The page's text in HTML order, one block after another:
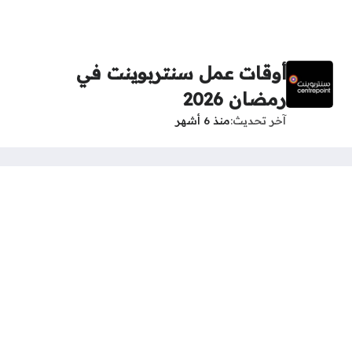
أوقات عمل سنتربوينت في
رمضان 2026
آخر تحديث منذ 6 أشهر